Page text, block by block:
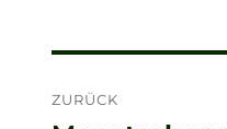
ZURÜCK